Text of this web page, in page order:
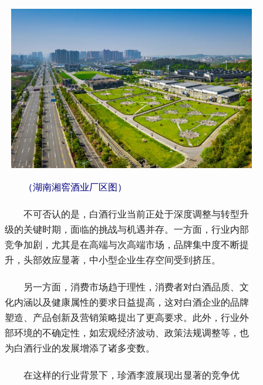
（湖南湘窖酒业厂区图）
不可否认的是，白酒行业当前正处于深度调整与转型升
级的关键时期，面临的挑战与机遇并存。一方面，行业内部
竞争加剧，尤其是在高端与次高端市场，品牌集中度不断提
升，头部效应显著，中小型企业生存空间受到挤压。
另一方面，消费市场趋于理性，消费者对白酒品质、文
化内涵以及健康属性的要求日益提高，这对白酒企业的品牌
塑造、产品创新及营销策略提出了更高要求。此外，行业外
部环境的不确定性，如宏观经济波动、政策法规调整等，也
为白酒行业的发展增添了诸多变数。
在这样的行业背景下，珍酒李渡展现出显著的竞争优